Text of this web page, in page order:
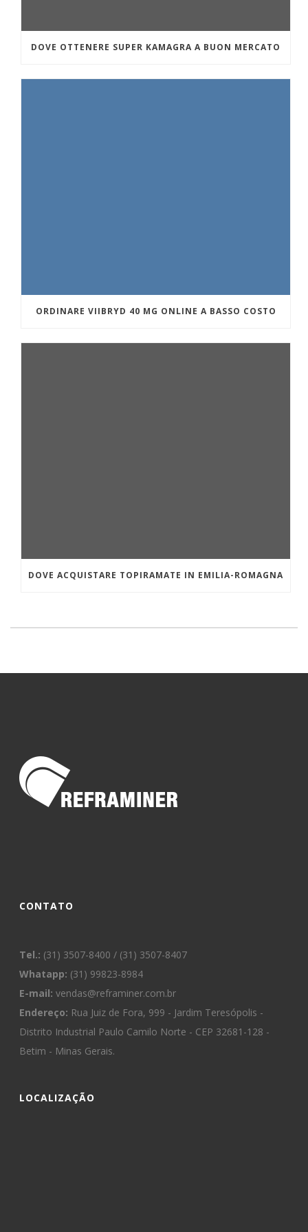
DOVE OTTENERE SUPER KAMAGRA A BUON MERCATO
ORDINARE VIIBRYD 40 MG ONLINE A BASSO COSTO
DOVE ACQUISTARE TOPIRAMATE IN EMILIA-ROMAGNA
CONTATO
Tel.: (31) 3507-8400 / (31) 3507-8407
Whatapp: (31) 99823-8984
E-mail: vendas@reframiner.com.br
Endereço: Rua Juiz de Fora, 999 - Jardim Teresópolis -
Distrito Industrial Paulo Camilo Norte - CEP 32681-128 -
Betim - Minas Gerais.
LOCALIZAÇÃO